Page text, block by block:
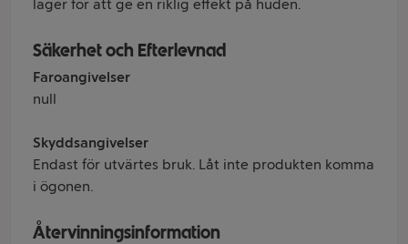
lager för att ge en riklig effekt på huden.
Säkerhet och Efterlevnad
Faroangivelser
null
Skyddsangivelser
Endast för utvärtes bruk. Låt inte produkten komma
i ögonen.
Återvinningsinformation